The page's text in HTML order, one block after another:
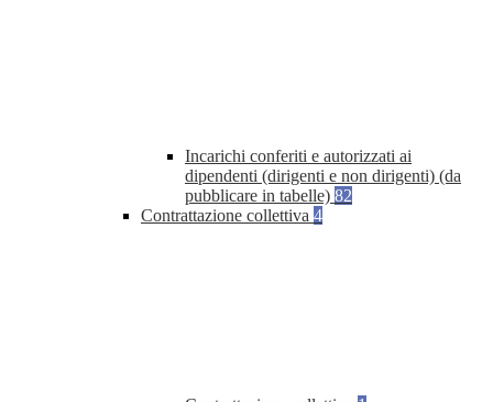
Incarichi conferiti e autorizzati ai
dipendenti (dirigenti e non dirigenti) (da
pubblicare in tabelle) 82
Contrattazione collettiva 4